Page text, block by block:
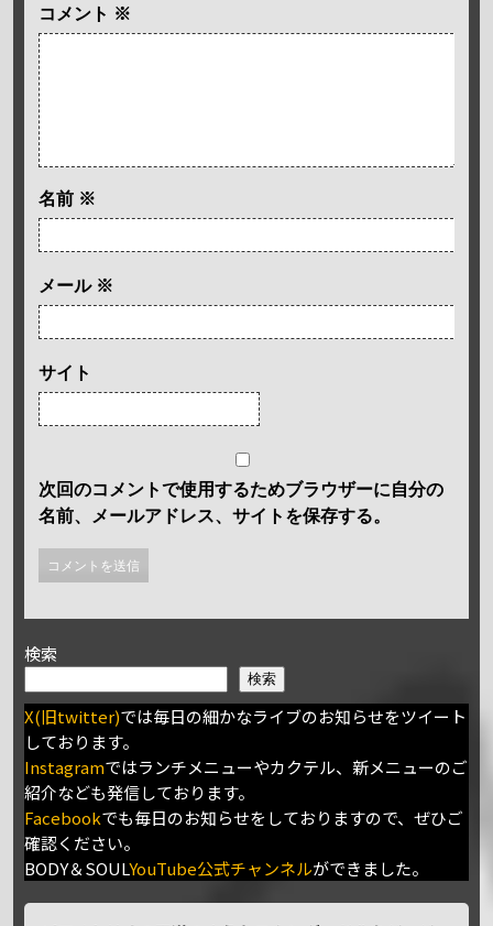
コメント ※
名前 ※
メール ※
サイト
次回のコメントで使用するためブラウザーに自分の
名前、メールアドレス、サイトを保存する。
検索
検索
X(旧twitter)では毎日の細かなライブのお知らせをツイート
しております。
Instagramではランチメニューやカクテル、新メニューのご
紹介なども発信しております。
Facebookでも毎日のお知らせをしておりますので、ぜひご
確認ください。
BODY＆SOULYouTube公式チャンネルができました。